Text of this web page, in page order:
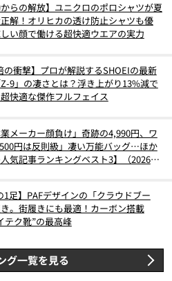
からの解放】ユニクロのポロシャツが夏
解！オリヒカの透け防止シャツも優
い顔で働ける超快適ウエアの実力
の衝撃】プロが解説するSHOEIの最新
9」の凄さとは？浮き上がり13%減で
快適な傑作フルフェイス
メーカー顔負け」奇跡の4,990円、ワ
円は反則級」凄い万能バッグ…ほか
人気記事ランキングベスト3】（2026年
1足】PAFデザインの「クラウドブー
。街履きにも最適！カーボン搭載
テク靴”の最高峰
グ一覧を見る